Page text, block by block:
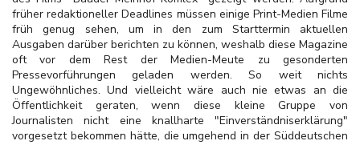
früher redaktioneller Deadlines müssen einige Print-Medien Filme
früh genug sehen, um in den zum Starttermin aktuellen
Ausgaben darüber berichten zu können, weshalb diese Magazine
oft vor dem Rest der Medien-Meute zu gesonderten
Pressevorführungen geladen werden. So weit nichts
Ungewöhnliches. Und vielleicht wäre auch nie etwas an die
Öffentlichkeit geraten, wenn diese kleine Gruppe von
Journalisten nicht eine knallharte "Einverständniserklärung"
vorgesetzt bekommen hätte, die umgehend in der Süddeutschen